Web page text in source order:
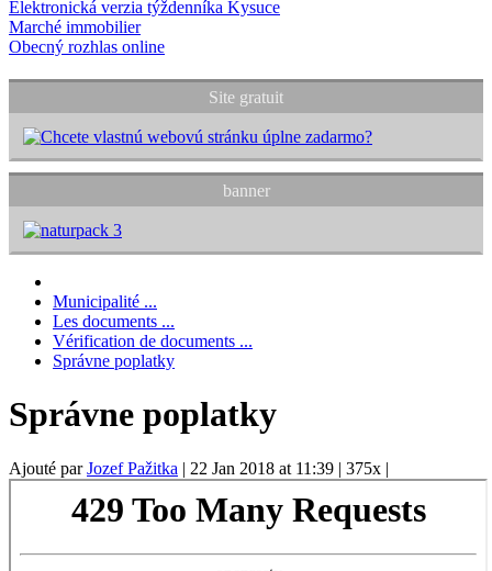
Elektronická verzia týždenníka Kysuce
Marché immobilier
Obecný rozhlas online
Site gratuit
banner
Municipalité ...
Les documents ...
Vérification de documents ...
Správne poplatky
Správne poplatky
Ajouté parJozef Pažitka | 22 Jan 2018 at 11:39 | 375x |